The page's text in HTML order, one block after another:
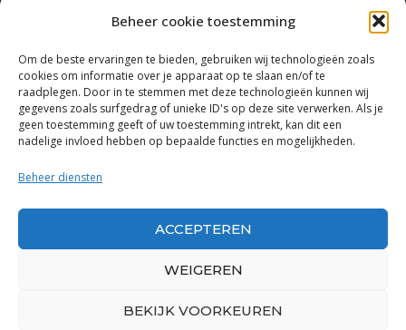
Beheer cookie toestemming
Om de beste ervaringen te bieden, gebruiken wij technologieën zoals
cookies om informatie over je apparaat op te slaan en/of te
raadplegen. Door in te stemmen met deze technologieën kunnen wij
gegevens zoals surfgedrag of unieke ID's op deze site verwerken. Als je
geen toestemming geeft of uw toestemming intrekt, kan dit een
nadelige invloed hebben op bepaalde functies en mogelijkheden.
Beheer diensten
ACCEPTEREN
WEIGEREN
BEKIJK VOORKEUREN
“Voor de mooiste Blues, Rock, Roots &
Americana”
Copyright 2019 – 2026 Bluestown Music – All